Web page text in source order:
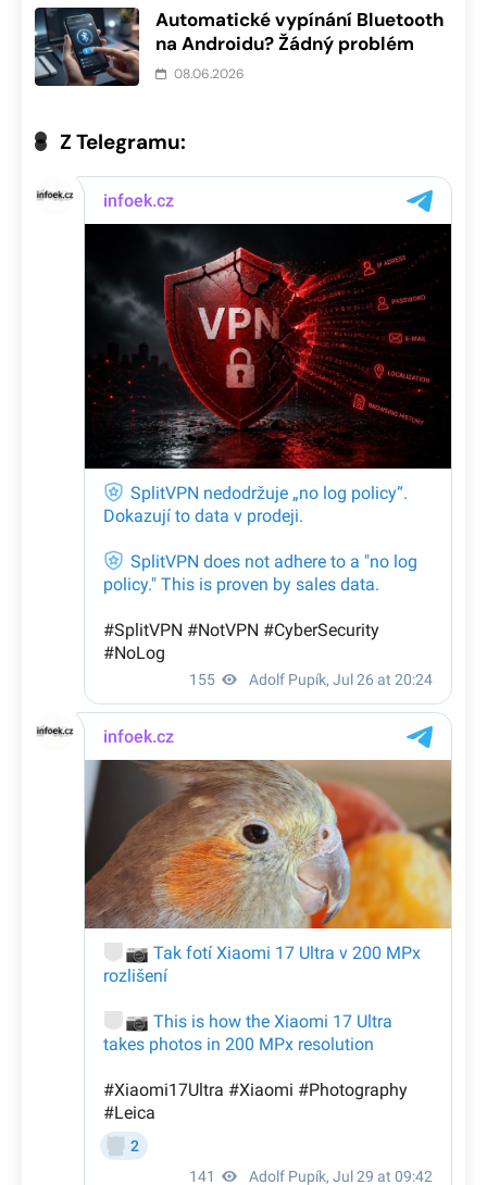
Automatické vypínání Bluetooth
na Androidu? Žádný problém
08.06.2026
Z Telegramu: